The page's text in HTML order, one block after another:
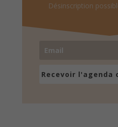
Désinscription
Recevoir l'agenda